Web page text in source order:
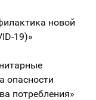
новой
19)»
опасности
потребления»